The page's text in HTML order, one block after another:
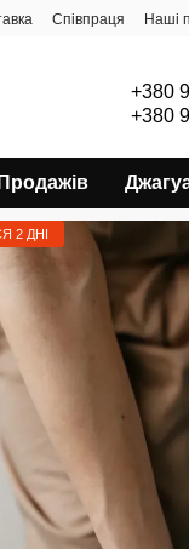
Співпраця Наші
+380
+380
2 ДНІ